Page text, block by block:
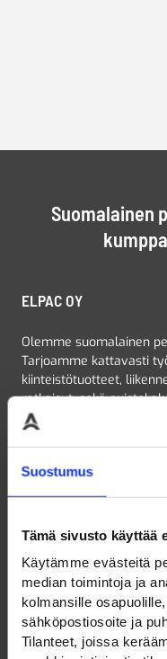
Suostumus
Tämä sivusto käyttää
Käytämme evästeitä
median toimintoja ja
kolmansille
sähköpostiosoite ja
Tilanteet, joissa
Suomalainen
ELPAC OY
Olemme suomalainen
Tarjoamme kattavasti
kiinteistötuotteet,
ratkaisut, sekä
– kaikki kätevästi
tuotevalikoimaamme
010 219 0700
myynti@elpac.fi